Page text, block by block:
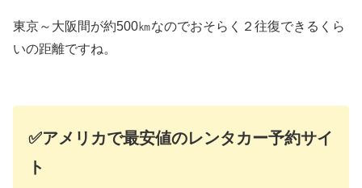
東京～大阪間が約500㎞なのでおそらく２往復できるくら
いの距離ですね。
✅アメリカで最安値のレンタカー予約サイ
ト